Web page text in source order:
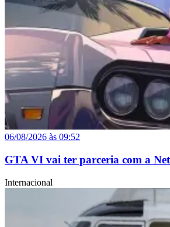
06/08/2026 às 09:52
GTA VI vai ter parceria com a
Internacional